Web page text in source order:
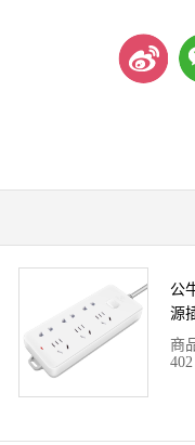
公
源
商